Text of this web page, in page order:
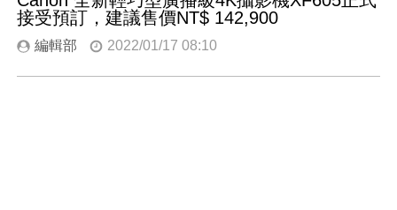
接受預訂，建議售價NT$ 142,900
編輯部 2022/01/17 08:10